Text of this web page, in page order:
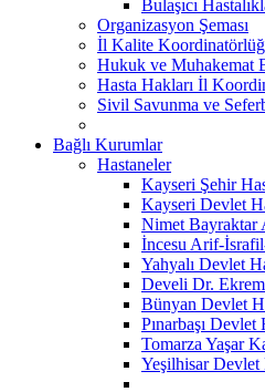
Bulaşıcı
Organizasyon Şeması
İl Kalite
Hukuk ve Muhakemat
Hasta Hakları İl
Sivil Savunma ve
Bağlı Kurumlar
Hastaneler
Kayseri Şehir
Kayseri Devlet
Nimet Bayraktar
İncesu Arif-
Yahyalı Devlet
Develi Dr.
Bünyan Devlet
Pınarbaşı Devlet
Tomarza Yaşar
Yeşilhisar Devlet